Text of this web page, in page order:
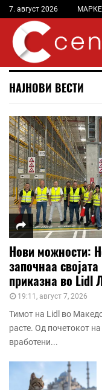
7. август 2026
НАЈНОВИ ВЕСТИ
Нови можности:
започнаа
приказна во Lidl
19:11, август 7, 2026
Тимот на Lidl во
расте. Од почетокот
вработени...